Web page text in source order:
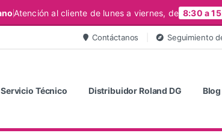
Atención al cliente de lunes a viernes, de 8:30 a
Contáctanos Seguimiento
Servicio Técnico Distribuidor Roland DG Blog